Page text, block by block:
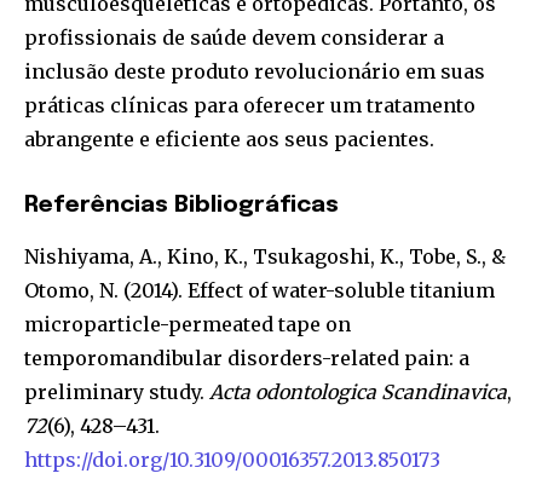
profissionais de saúde devem considerar a
inclusão deste produto revolucionário em suas
práticas clínicas para oferecer um tratamento
abrangente e eficiente aos seus pacientes.
Referências Bibliográficas
Nishiyama, A., Kino, K., Tsukagoshi, K., Tobe, S., &
Otomo, N. (2014). Effect of water-soluble titanium
microparticle-permeated tape on
temporomandibular disorders-related pain: a
preliminary study. Acta odontologica Scandinavica,
72(6), 428–431.
https://doi.org/10.3109/00016357.2013.850173